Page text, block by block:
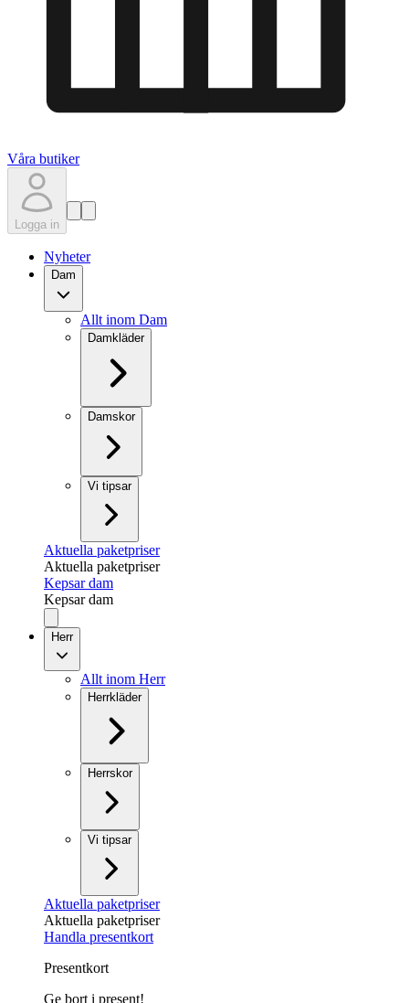
Våra butiker
Logga in
Nyheter
Dam
Allt inom Dam
Damkläder
Damskor
Vi tipsar
Aktuella paketpriser
Aktuella paketpriser
Kepsar dam
Kepsar dam
Herr
Allt inom Herr
Herrkläder
Herrskor
Vi tipsar
Aktuella paketpriser
Aktuella paketpriser
Handla presentkort
Presentkort
Ge bort i present!